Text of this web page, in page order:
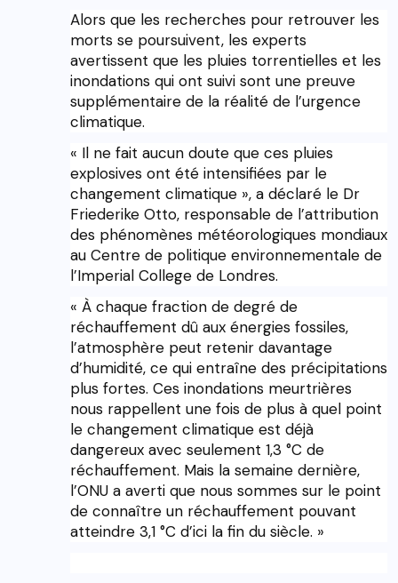
Alors que les recherches pour retrouver les
morts se poursuivent, les experts
avertissent que les pluies torrentielles et les
inondations qui ont suivi sont une preuve
supplémentaire de la réalité de l’urgence
climatique.
« Il ne fait aucun doute que ces pluies
explosives ont été intensifiées par le
changement climatique », a déclaré le Dr
Friederike Otto, responsable de l’attribution
des phénomènes météorologiques mondiaux
au Centre de politique environnementale de
l’Imperial College de Londres.
« À chaque fraction de degré de
réchauffement dû aux énergies fossiles,
l’atmosphère peut retenir davantage
d’humidité, ce qui entraîne des précipitations
plus fortes. Ces inondations meurtrières
nous rappellent une fois de plus à quel point
le changement climatique est déjà
dangereux avec seulement 1,3 °C de
réchauffement. Mais la semaine dernière,
l’ONU a averti que nous sommes sur le point
de connaître un réchauffement pouvant
atteindre 3,1 °C d’ici la fin du siècle. »